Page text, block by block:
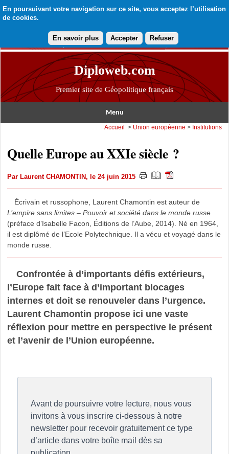
En poursuivant votre navigation sur ce site, vous acceptez l’utilisation
de cookies.
En savoir plus Accepter Refuser
Diploweb.com
Premier site de Géopolitique français
Menu
Accueil > Union européenne > Institutions
Quelle Europe au XXIe siècle ?
Par Laurent CHAMONTIN, le 24 juin 2015
Écrivain et russophone, Laurent Chamontin est auteur de
L’empire sans limites – Pouvoir et société dans le monde russe
(préface d’Isabelle Facon, Éditions de l’Aube, 2014). Né en 1964,
il est diplômé de l’Ecole Polytechnique. Il a vécu et voyagé dans le
monde russe.
Confrontée à d’importants défis extérieurs,
l’Europe fait face à d’important blocages
internes et doit se renouveler dans l’urgence.
Laurent Chamontin propose ici une vaste
réflexion pour mettre en perspective le présent
et l’avenir de l’Union européenne.